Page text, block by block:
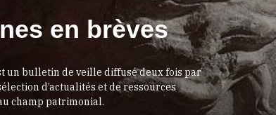
en brèves
un bulletin de veille diffusé deux fois par
d’actualités et de ressources
champ patrimonial.